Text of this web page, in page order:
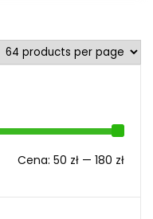
Cena
Cena
Cena: 50 zł — 180 zł